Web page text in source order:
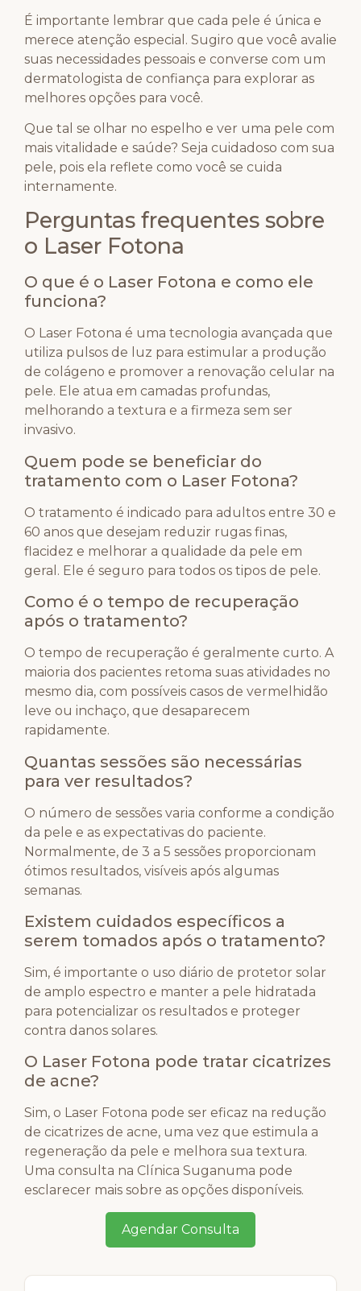
É importante lembrar que cada pele é única e
merece atenção especial. Sugiro que você avalie
suas necessidades pessoais e converse com um
dermatologista de confiança para explorar as
melhores opções para você.
Que tal se olhar no espelho e ver uma pele com
mais vitalidade e saúde? Seja cuidadoso com sua
pele, pois ela reflete como você se cuida
internamente.
Perguntas frequentes sobre
o Laser Fotona
O que é o Laser Fotona e como ele
funciona?
O Laser Fotona é uma tecnologia avançada que
utiliza pulsos de luz para estimular a produção
de colágeno e promover a renovação celular na
pele. Ele atua em camadas profundas,
melhorando a textura e a firmeza sem ser
invasivo.
Quem pode se beneficiar do
tratamento com o Laser Fotona?
O tratamento é indicado para adultos entre 30 e
60 anos que desejam reduzir rugas finas,
flacidez e melhorar a qualidade da pele em
geral. Ele é seguro para todos os tipos de pele.
Como é o tempo de recuperação
após o tratamento?
O tempo de recuperação é geralmente curto. A
maioria dos pacientes retoma suas atividades no
mesmo dia, com possíveis casos de vermelhidão
leve ou inchaço, que desaparecem
rapidamente.
Quantas sessões são necessárias
para ver resultados?
O número de sessões varia conforme a condição
da pele e as expectativas do paciente.
Normalmente, de 3 a 5 sessões proporcionam
ótimos resultados, visíveis após algumas
semanas.
Existem cuidados específicos a
serem tomados após o tratamento?
Sim, é importante o uso diário de protetor solar
de amplo espectro e manter a pele hidratada
para potencializar os resultados e proteger
contra danos solares.
O Laser Fotona pode tratar cicatrizes
de acne?
Sim, o Laser Fotona pode ser eficaz na redução
de cicatrizes de acne, uma vez que estimula a
regeneração da pele e melhora sua textura.
Uma consulta na Clínica Suganuma pode
esclarecer mais sobre as opções disponíveis.
Agendar Consulta